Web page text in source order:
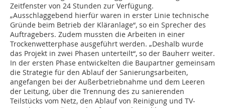
Zeitfenster von 24 Stunden zur Verfügung.
„Ausschlaggebend hierfür waren in erster Linie technische
Gründe beim Betrieb der Kläranlage“, so ein Sprecher des
Auftragebers. Zudem mussten die Arbeiten in einer
Trockenwetterphase ausgeführt werden. „Deshalb wurde
das Projekt in zwei Phasen unterteilt“, so der Bauherr weiter.
In der ersten Phase entwickelten die Baupartner gemeinsam
die Strategie für den Ablauf der Sanierungsarbeiten,
angefangen bei der Außerbetriebnahme und dem Leeren
der Leitung, über die Trennung des zu sanierenden
Teilstücks vom Netz, den Ablauf von Reinigung und TV-